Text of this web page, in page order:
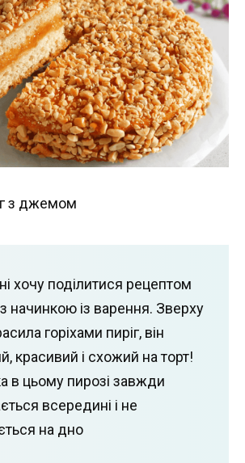
з джемом
хочу поділитися рецептом
начинкою із варення. Зверху
горіхами пиріг, він
красивий і схожий на торт!
в цьому пирозі завжди
всередині і не
на дно